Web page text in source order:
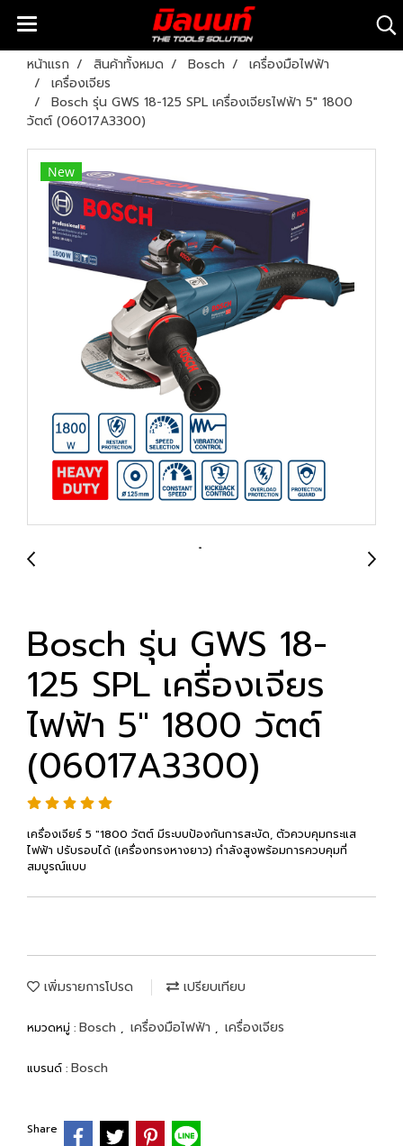
หน้าแรก สินค้าทั้งหมด Bosch
เครื่องมือไฟฟ้า
เครื่องเจียร
Bosch รุ่น GWS 18-125 SPL เครื่องเจียรไฟฟ้า 5" 1800
วัตต์ (06017A3300)
New
Bosch รุ่น GWS 18-
125 SPL เครื่องเจียร
ไฟฟ้า 5" 1800 วัตต์
(06017A3300)
เครื่องเจียร์ 5 "1800 วัตต์ มีระบบป้องกันการสะบัด, ตัวควบคุมกระแส
ไฟฟ้า ปรับรอบได้ (เครื่องทรงหางยาว) กำลังสูงพร้อมการควบคุมที่
สมบูรณ์แบบ
เพิ่มรายการโปรด เปรียบเทียบ
หมวดหมู่ : Bosch , เครื่องมือไฟฟ้า , เครื่องเจียร
แบรนด์ : Bosch
Share